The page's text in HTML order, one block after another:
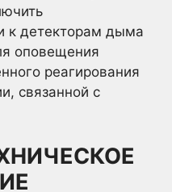
к детекторам дыма
оповещения
реагирования
связанной с